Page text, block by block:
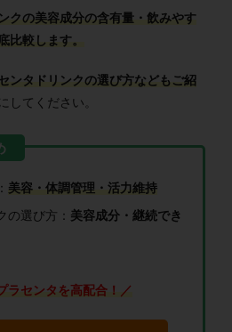
クの美容成分の含有量・飲みやす
比較します。
ンタドリンクの選び方などもご紹
してください。
美容・体調管理・活力維持
の選び方： 美容成分・継続でき
ラセンタを高配合！／